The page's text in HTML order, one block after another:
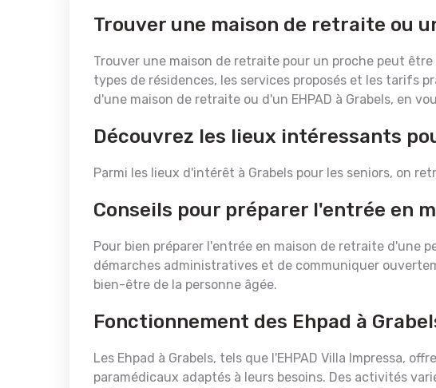
Trouver une maison de retraite ou
Trouver une maison de retraite pour un proche peut
types de résidences, les services proposés et les tarifs
d'une maison de retraite ou d'un EHPAD à Grabels, en
Découvrez les lieux intéressants
Parmi les lieux d'intérêt à Grabels pour les seniors, on
Conseils pour préparer l'entrée en
Pour bien préparer l'entrée en maison de retraite d'une
démarches administratives et de communiquer
bien-être de la personne âgée.
Fonctionnement des Ehpad à
Les Ehpad à Grabels, tels que l'EHPAD Villa Impressa,
paramédicaux adaptés à leurs besoins. Des activités